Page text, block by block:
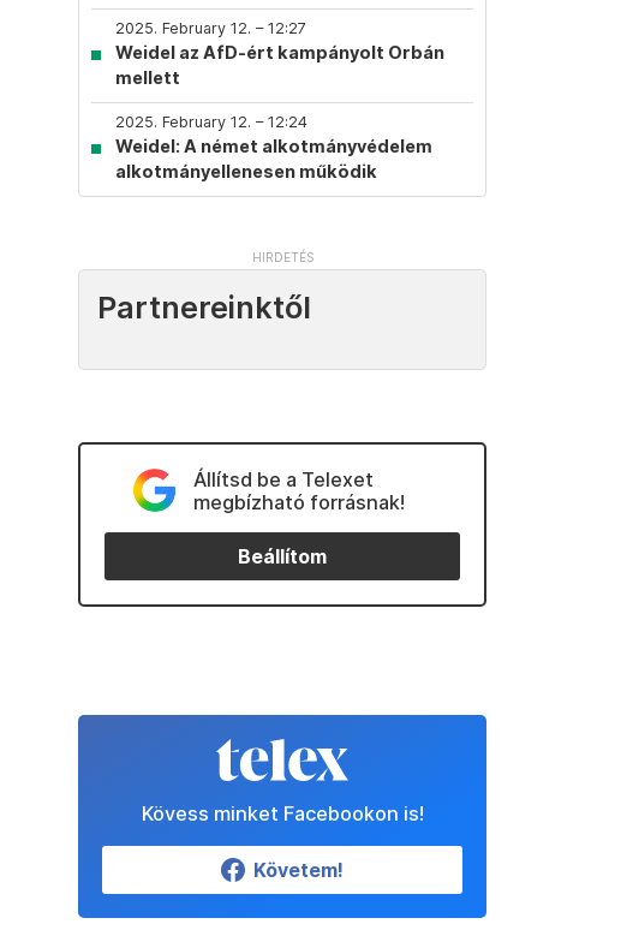
2025. February 12. – 12:27
Weidel az AfD-ért kampányolt Orbán
mellett
2025. February 12. – 12:24
Weidel: A német alkotmányvédelem
alkotmányellenesen működik
Partnereinktől
Állítsd be a Telexet
megbízható forrásnak!
Beállítom
Kövess minket Facebookon is!
Követem!